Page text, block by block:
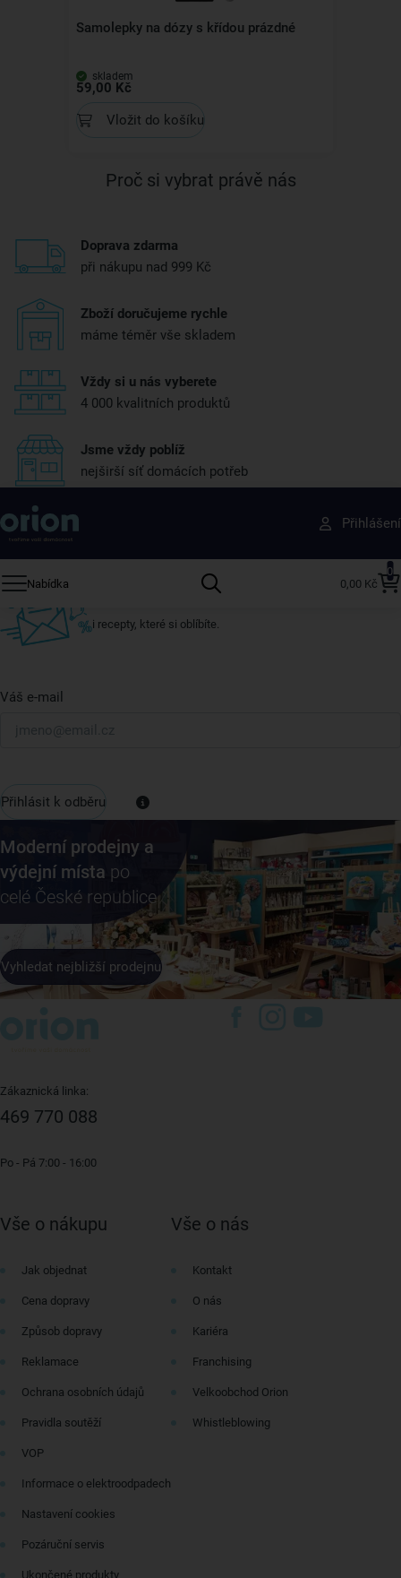
Samolepky na dózy s křídou prázdné
skladem
59,00 Kč
Vložit do košíku
Proč si vybrat právě nás
Doprava zdarma
při nákupu nad 999 Kč
Zboží doručujeme rychle
máme téměr vše skladem
Vždy si u nás vyberete
4 000 kvalitních produktů
Jsme vždy poblíž
nejširší síť domácích potřeb
Přihlášení
Nabídka
0
0,00 Kč
Získejte rady, recepty a tipy na slevy dřív než
ostatní
Přihlaste se k odběru našeho newsletteru.
i recepty, které si oblíbíte.
Váš e-mail
Přihlásit k odběru
Moderní prodejny a
výdejní místa po
celé České republice
Vyhledat nejbližší prodejnu
Zákaznická linka:
469 770 088
Po - Pá 7:00 - 16:00
Vše o nákupu
Jak objednat
Cena dopravy
Způsob dopravy
Reklamace
Ochrana osobních údajů
Pravidla soutěží
VOP
Informace o elektroodpadech
Nastavení cookies
Pozáruční servis
Ukončené produkty
Vše o nás
Kontakt
O nás
Kariéra
Franchising
Velkoobchod Orion
Whistleblowing